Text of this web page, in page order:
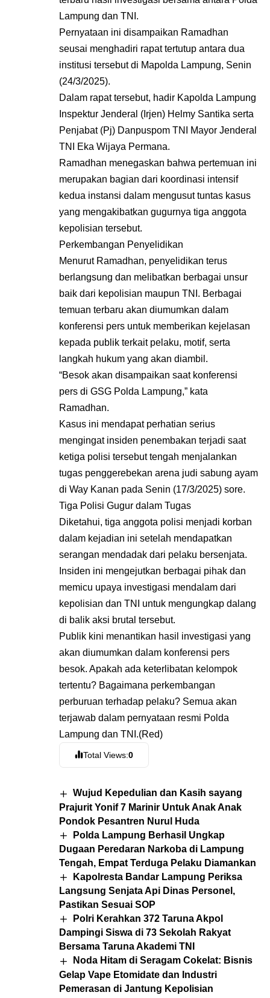
Lampung dan TNI.
Pernyataan ini disampaikan Ramadhan
seusai menghadiri rapat tertutup antara dua
institusi tersebut di Mapolda Lampung, Senin
(24/3/2025).
Dalam rapat tersebut, hadir Kapolda Lampung
Inspektur Jenderal (Irjen) Helmy Santika serta
Penjabat (Pj) Danpuspom TNI Mayor Jenderal
TNI Eka Wijaya Permana.
Ramadhan menegaskan bahwa pertemuan ini
merupakan bagian dari koordinasi intensif
kedua instansi dalam mengusut tuntas kasus
yang mengakibatkan gugurnya tiga anggota
kepolisian tersebut.
Perkembangan Penyelidikan
Menurut Ramadhan, penyelidikan terus
berlangsung dan melibatkan berbagai unsur
baik dari kepolisian maupun TNI. Berbagai
temuan terbaru akan diumumkan dalam
konferensi pers untuk memberikan kejelasan
kepada publik terkait pelaku, motif, serta
langkah hukum yang akan diambil.
“Besok akan disampaikan saat konferensi
pers di GSG Polda Lampung,” kata
Ramadhan.
Kasus ini mendapat perhatian serius
mengingat insiden penembakan terjadi saat
ketiga polisi tersebut tengah menjalankan
tugas penggerebekan arena judi sabung ayam
di Way Kanan pada Senin (17/3/2025) sore.
Tiga Polisi Gugur dalam Tugas
Diketahui, tiga anggota polisi menjadi korban
dalam kejadian ini setelah mendapatkan
serangan mendadak dari pelaku bersenjata.
Insiden ini mengejutkan berbagai pihak dan
memicu upaya investigasi mendalam dari
kepolisian dan TNI untuk mengungkap dalang
di balik aksi brutal tersebut.
Publik kini menantikan hasil investigasi yang
akan diumumkan dalam konferensi pers
besok. Apakah ada keterlibatan kelompok
tertentu? Bagaimana perkembangan
perburuan terhadap pelaku? Semua akan
terjawab dalam pernyataan resmi Polda
Lampung dan TNI.(Red)
Total Views:0
Wujud Kepedulian dan Kasih sayang
Prajurit Yonif 7 Marinir Untuk Anak Anak
Pondok Pesantren Nurul Huda
Polda Lampung Berhasil Ungkap
Dugaan Peredaran Narkoba di Lampung
Tengah, Empat Terduga Pelaku Diamankan
Kapolresta Bandar Lampung Periksa
Langsung Senjata Api Dinas Personel,
Pastikan Sesuai SOP
Polri Kerahkan 372 Taruna Akpol
Dampingi Siswa di 73 Sekolah Rakyat
Bersama Taruna Akademi TNI
Noda Hitam di Seragam Cokelat: Bisnis
Gelap Vape Etomidate dan Industri
Pemerasan di Jantung Kepolisian